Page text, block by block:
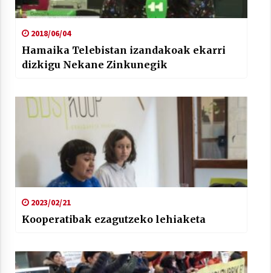
2018/06/04
Hamaika Telebistan izandakoak ekarri
dizkigu Nekane Zinkunegik
2023/02/21
Kooperatibak ezagutzeko lehiaketa